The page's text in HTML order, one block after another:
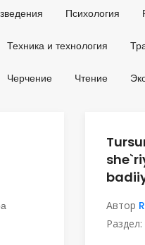
Психология
Техника и технология
Черчение Чтение
Автор
Раздел: